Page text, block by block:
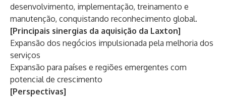
desenvolvimento, implementação, treinamento e
manutenção, conquistando reconhecimento global.
[Principais sinergias da aquisição da Laxton]
Expansão dos negócios impulsionada pela melhoria dos
serviços
Expansão para países e regiões emergentes com
potencial de crescimento
[Perspectivas]